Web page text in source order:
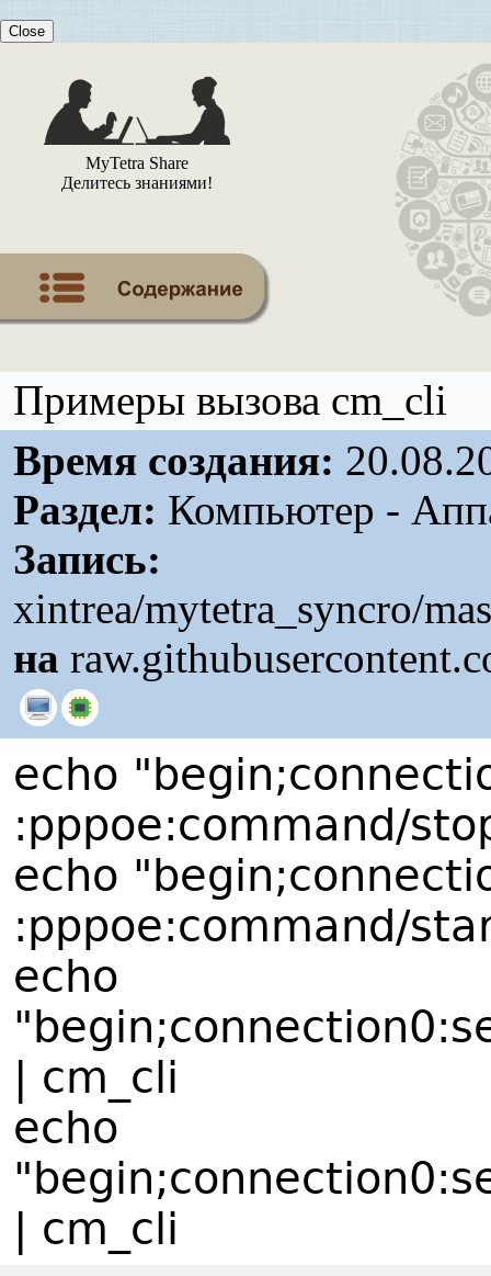
Close
MyTetra Share
Делитесь знаниями!
Примеры вызова cm_cli
Время создания:
Раздел: Компьютер -
Запись:
xintrea/mytetra_syncro/
на
echo
:pppoe:command/
echo
:pppoe:command/
echo
| cm_cli
echo
| cm_cli